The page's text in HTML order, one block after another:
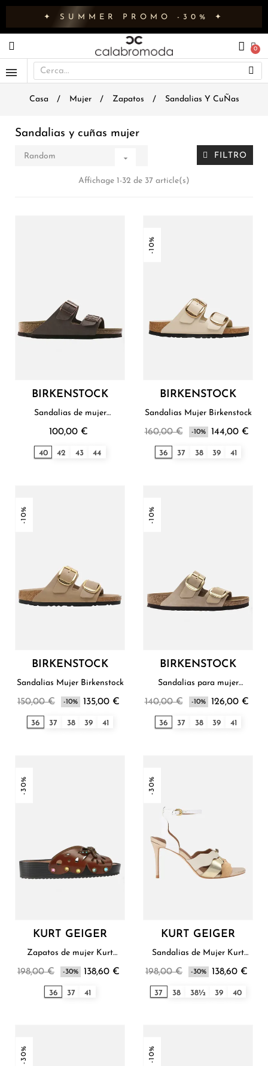
✦ SUMMER PROMO -30% ✦
Casa Mujer Zapatos Sandalias Y CuÑas
Sandalias y cuñas mujer
Random  FILTRO
Affichage 1-32 de 37 article(s)
BIRKENSTOCK
Sandalias de mujer
100,00 €
40 42 43 44
-10%
BIRKENSTOCK
Sandalias Mujer Birkenstock
160,00 € -10% 144,00 €
36 37 38 39 41
-10%
BIRKENSTOCK
Sandalias Mujer Birkenstock
150,00 € -10% 135,00 €
36 37 38 39 41
-10%
BIRKENSTOCK
Sandalias para mujer
140,00 € -10% 126,00 €
36 37 38 39 41
-30%
KURT GEIGER
Zapatos de mujer Kurt
198,00 € -30% 138,60 €
36 37 41
-30%
KURT GEIGER
Sandalias de Mujer Kurt
198,00 € -30% 138,60 €
37 38 38½ 39 40
-30% -10%